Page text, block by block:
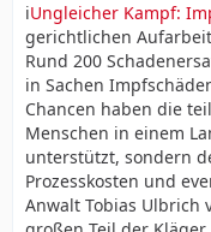
iUngleicher Kampf:
gerichtlichen
Rund 200
in Sachen
Chancen haben die
Menschen in einem
unterstützt, sondern
Prozesskosten und
Anwalt Tobias Ulbrich